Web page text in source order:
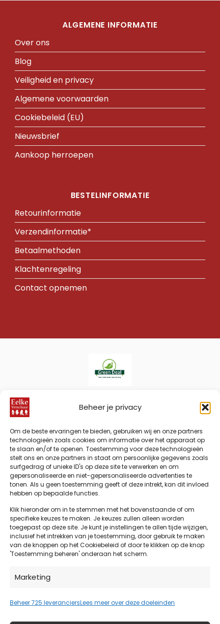
Beheer je privacy
Om de beste ervaringen te bieden, gebruiken wij en onze partners
technologieën zoals cookies om informatie over het apparaat op
te slaan en/of te openen. Toestemming voor deze technologieën
stelt ons en onze partners in staat om persoonlijke gegevens zoals
surfgedrag of unieke ID's op deze site te verwerken en om
gepersonaliseerde en niet-gepersonaliseerde advertenties te
tonen. Als u geen toestemming geeft of deze intrekt, kan dit invloed
hebben op bepaalde functies.
Klik hieronder om in te stemmen met het bovenstaande of om
specifieke keuzes te maken. Je keuzes zullen alleen worden
toegepast op deze site. Je kunt je instellingen te allen tijde wijzigen,
inclusief het intrekken van je toestemming, door gebruik te maken
van de knoppen op het Cookiebeleid of door te klikken op de knop
'Toestemming beheren' onderaan het scherm.
Marketing
Beheer 725 leveranciersLees meer over deze doeleinden
ALGEMENE INFORMATIE
Over ons
Blog
Veiligheid en privacy
Algemene voorwaarden
Cookiebeleid (EU)
Nieuwsbrief
Aankoop herroepen
BESTELINFORMATIE
Retourinformatie
Verzendinformatie*
Betaalmethoden
Klachtenregeling
Contact opnemen
Verschuur
Green
Deal:
samenwerken
aan
duurzame
zorg en
naar zorg
met
minimale
impact
op
Bancontact
Klarna Visa
Bank
Transfer
Sepa
Apple
Pay
Google
Pay
©2026 Eelke Verschuur